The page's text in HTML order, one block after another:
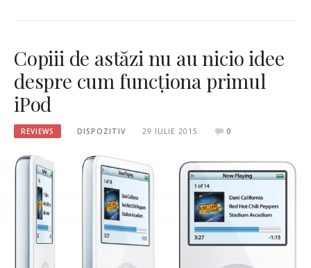
Copiii de astăzi nu au nicio idee
despre cum funcționa primul
iPod
REVIEWS DISPOZITIV 29 IULIE 2015 0